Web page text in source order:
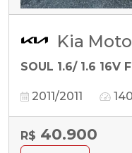
Kia
SOUL 1.6/ 1.6 16V
2011/2011
R$ 40.900